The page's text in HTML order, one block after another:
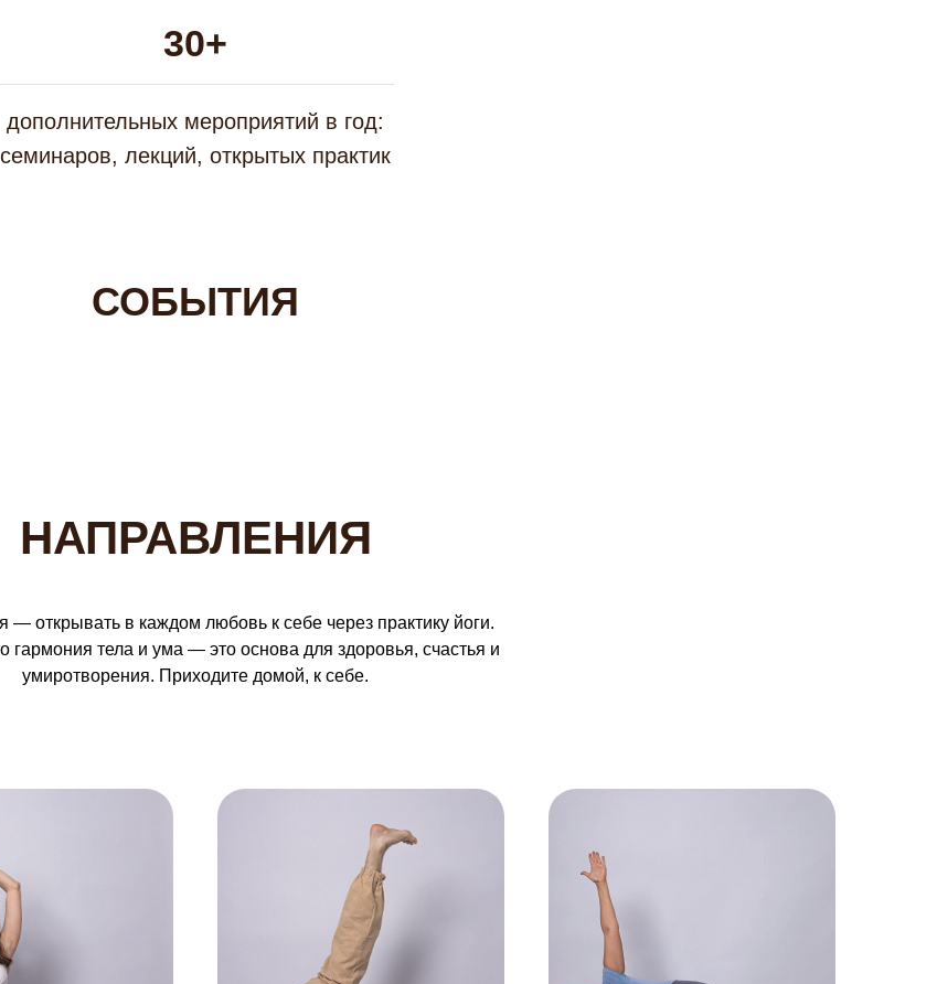
30+
дополнительных мероприятий в год:
семинаров, лекций, открытых практик
СОБЫТИЯ
НАПРАВЛЕНИЯ
— открывать в каждом любовь к себе через практику йоги.
гармония тела и ума — это основа для здоровья, счастья и
умиротворения. Приходите домой, к себе.